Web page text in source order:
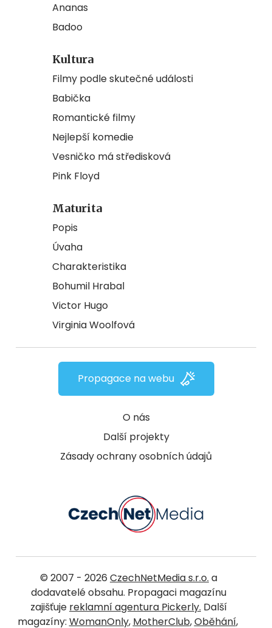
Ananas
Badoo
Kultura
Filmy podle skutečné události
Babička
Romantické filmy
Nejlepší komedie
Vesničko má středisková
Pink Floyd
Maturita
Popis
Úvaha
Charakteristika
Bohumil Hrabal
Victor Hugo
Virginia Woolfová
O nás
Další projekty
Zásady ochrany osobních údajů
Propagace na webu
© 2007 - 2026 CzechNetMedia s.r.o. a
dodavatelé obsahu. Propagaci magazínu
zajišťuje reklamní agentura Pickerly. Další
magazíny: WomanOnly, MotherClub,Oběhání,